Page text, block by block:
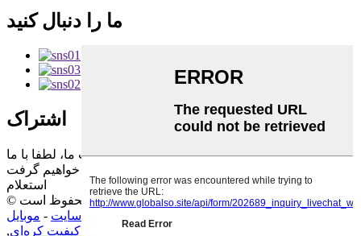
ما را دنبال کنید
اشتراک
برای سوالات مربوط به محصولات یا لیست قیمت ما، لطفا با ما
استعلام
© کپی‌رایت - ۲۰۱۰-۲۰۱۹: تمامی حقوق محفوظ است.
نقشه سایت -
شیر لوله داخلی,تیوب داخلی با کیفیت کره‌ای,